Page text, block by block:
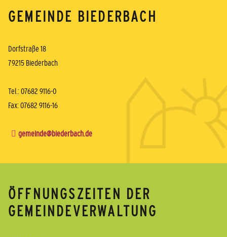
GEMEINDE BIEDERBACH
Dorfstraße 18
79215 Biederbach
Tel.: 07682 9116-0
Fax: 07682 9116-16
gemeinde@biederbach.de
ÖFFNUNGSZEITEN DER
GEMEINDEVERWALTUNG